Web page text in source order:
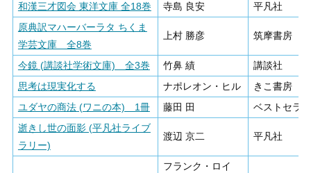
和漢三才図会 東洋文庫 全18巻 寺島 良安
平凡社
原典訳マハーバーラタ ちくま
学芸文庫 全8巻
上村 勝彦 筑摩書房
今鏡 (講談社学術文庫) 全3巻 竹鼻 績
講談社
思考は現実化する
ナポレオン・ヒル
きこ書房
ユダヤの商法 (ワニの本) 1冊
藤田 田
ベストセラ
逝きし世の面影 (平凡社ライブ
ラリー)
渡辺 京二 平凡社
フランク・ロイ